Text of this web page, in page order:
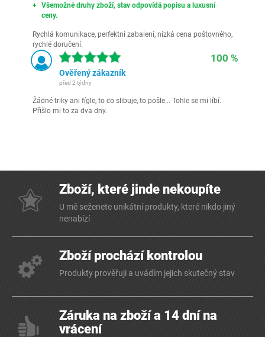
Všemožné druhy zboží, stav odpovídá popisu a luxusní
ceny.
Rychlá komunikace, perfektní zabalení, nízká cena poštovného,
rychlé doručení.
100 %
Ověřený zákazník
před 2 týdny
Žádné triky ani fígle, to co slibuje, to pošle... Tohle se mi líbí.
Přišlo mi to za dva dny.
Zboží, které jinde nekoupíte
U mě seženete unikátní produkty, které nikdo jiný
nenabízí
Zboží prochází kontrolou
Produkty prověřuji a uvádím jejich skutečný stav
Záruka na zboží a 14 dní na
vrácení